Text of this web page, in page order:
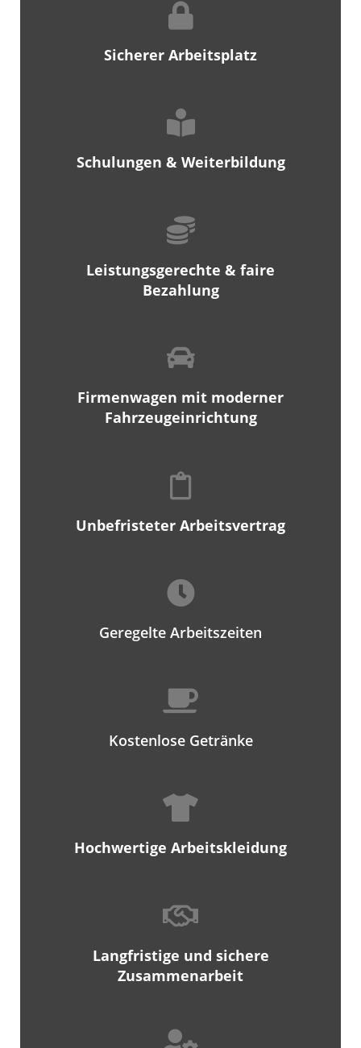
Sicherer Arbeitsplatz
Schulungen & Weiterbildung
Leistungsgerechte & faire
Bezahlung
Firmenwagen mit moderner
Fahrzeugeinrichtung
Unbefristeter Arbeitsvertrag
Geregelte Arbeitszeiten
Kostenlose Getränke
Hochwertige Arbeitskleidung
Langfristige und sichere
Zusammenarbeit